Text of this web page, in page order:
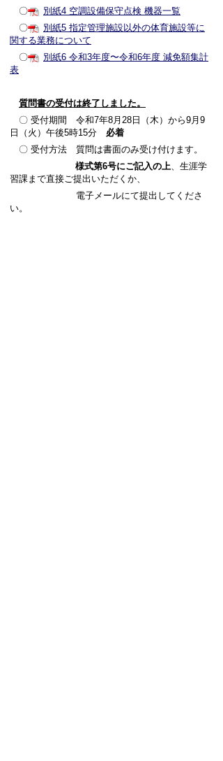
〇
別紙4 空調設備保守点検 機器一覧
〇
別紙5 指定管理施設以外の体育施設等に
関する業務について
〇
別紙6 令和3年度〜令和6年度 減免額集計
表
質問書の受付は終了しました。
〇 受付期間 令和7年8月28日（木）から9月9
日（火）午後5時15分 必着
〇 受付方法 質問は書面のみ受け付けます。
様式第6号にご記入の上、生涯学
習課まで直接ご提出いただくか、
電子メールにて提出してくださ
い。